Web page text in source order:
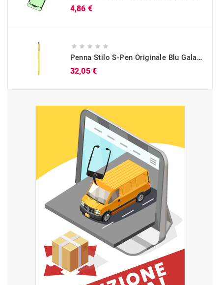
4,86 €
    
Penna Stilo S-Pen Originale Blu Galaxy Note 9 (SM-N960)
32,05 €